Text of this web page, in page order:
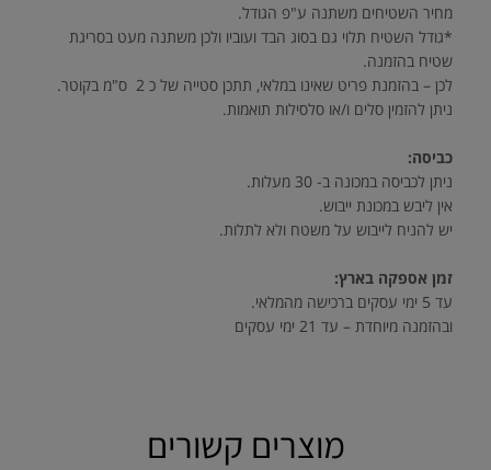
מחיר השטיחים משתנה ע"פ הגודל.
*גודל השטיח תלוי גם בסוג הבד ועוביו ולכן משתנה מעט בסריגת
שטיח בהזמנה.
לכן – בהזמנת פריט שאינו במלאי, תתכן סטייה של כ 2 ס"מ בקוטר.
ניתן להזמין סלים ו/או סלסילות תואמות.
כביסה:
ניתן לכביסה במכונה ב- 30 מעלות.
אין ליבש במכונת ייבוש.
יש להניח לייבוש על משטח ולא לתלות.
זמן אספקה בארץ:
עד 5 ימי עסקים ברכישה מהמלאי.
ובהזמנה מיוחדת – עד 21 ימי עסקים
מוצרים קשורים